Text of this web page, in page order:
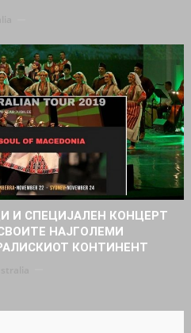
И СПЕЦИЈАЛЕН КОНЦЕРТ
НАЈГОЛЕМИ
КОНТИНЕНТ